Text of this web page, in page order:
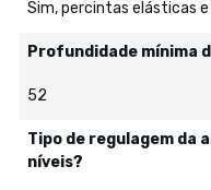
Sim, percintas elásticas e
Profundidade mínima
52
Tipo de regulagem da
níveis?